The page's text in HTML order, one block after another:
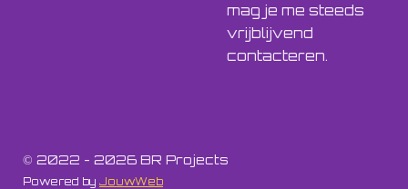
mag je me steeds
vrijblijvend
contacteren.
© 2022 - 2026 BR Projects
Powered by JouwWeb